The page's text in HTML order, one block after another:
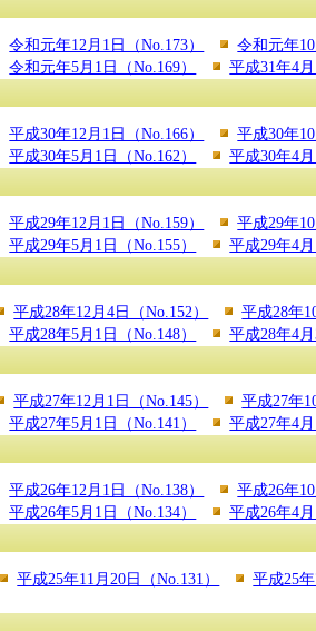
令和元年12月1日（No.173） 令和元年10
令和元年5月1日（No.169） 平成31年4月
平成30年12月1日（No.166） 平成30年
平成30年5月1日（No.162） 平成30年4月
平成29年12月1日（No.159） 平成29年
平成29年5月1日（No.155） 平成29年4月
平成28年12月4日（No.152） 平成28年
平成28年5月1日（No.148） 平成28年4月
平成27年12月1日（No.145） 平成27年
平成27年5月1日（No.141） 平成27年4月
平成26年12月1日（No.138） 平成26年
平成26年5月1日（No.134） 平成26年4月
平成25年11月20日（No.131） 平成25年